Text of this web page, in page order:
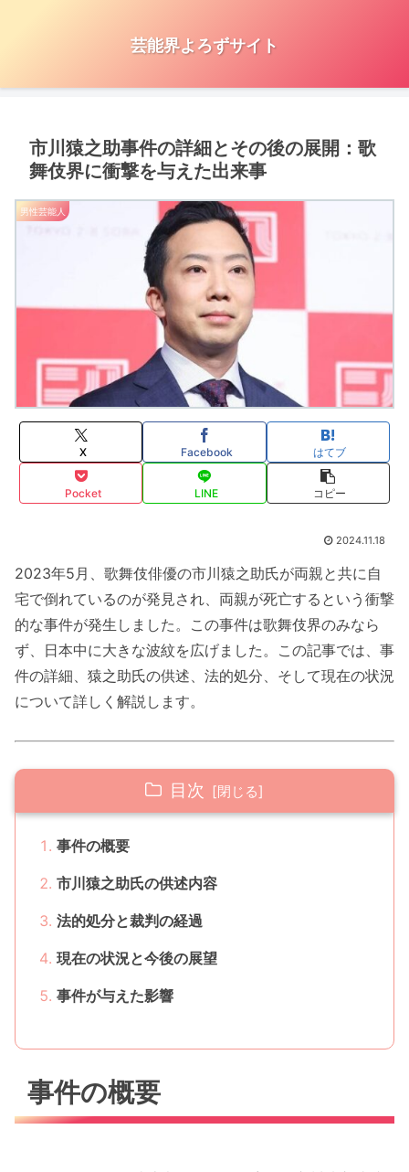
芸能界よろずサイト
市川猿之助事件の詳細とその後の展開：歌
舞伎界に衝撃を与えた出来事
男性芸能人
X Facebook はてブ
Pocket LINE コピー
2024.11.18
2023年5月、歌舞伎俳優の市川猿之助氏が両親と共に自
宅で倒れているのが発見され、両親が死亡するという衝撃
的な事件が発生しました。この事件は歌舞伎界のみなら
ず、日本中に大きな波紋を広げました。この記事では、事
件の詳細、猿之助氏の供述、法的処分、そして現在の状況
について詳しく解説します。
目次
事件の概要
市川猿之助氏の供述内容
法的処分と裁判の経過
現在の状況と今後の展望
事件が与えた影響
事件の概要